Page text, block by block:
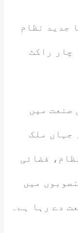
جدید نظام
چار راکٹ
صنعت میں
جہاں ملک
فضائی
میں
دے رہا ہے۔